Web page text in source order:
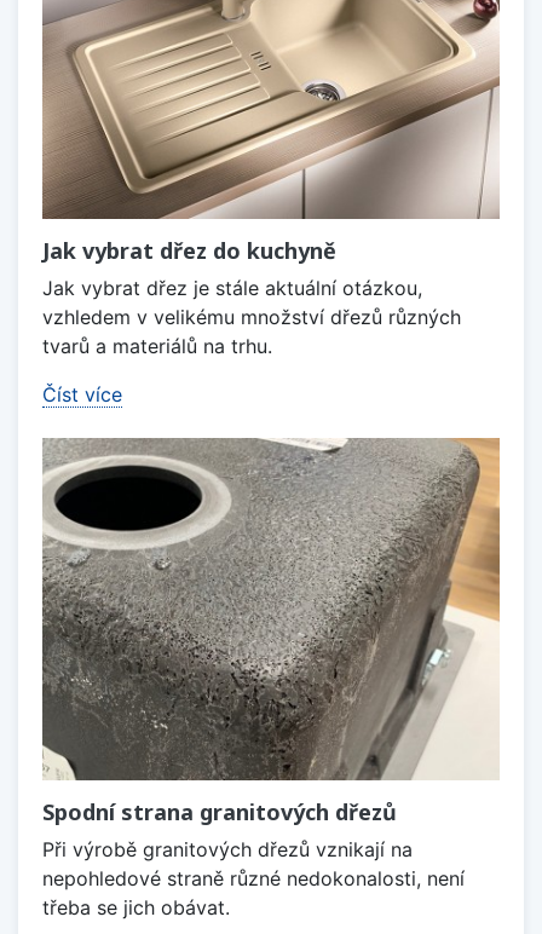
Jak vybrat dřez do kuchyně
Jak vybrat dřez je stále aktuální otázkou,
vzhledem v velikému množství dřezů různých
tvarů a materiálů na trhu.
Číst více
Spodní strana granitových dřezů
Při výrobě granitových dřezů vznikají na
nepohledové straně různé nedokonalosti, není
třeba se jich obávat.